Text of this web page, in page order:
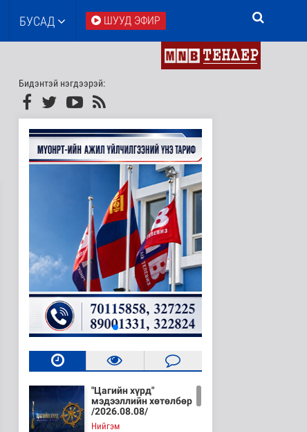
БУСАД ШУУД ЭФИР
Бидэнтэй нэгдээрэй:
"Цагийн хүрд"
мэдээллийн хөтөлбөр
/2026.08.08/
Нийгэм